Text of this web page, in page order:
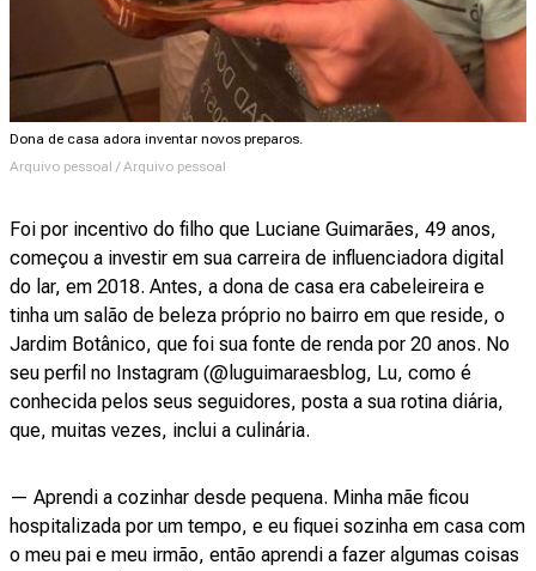
Dona de casa adora inventar novos preparos.
Arquivo pessoal / Arquivo pessoal
Foi por incentivo do filho que Luciane Guimarães, 49 anos,
começou a investir em sua carreira de influenciadora digital
do lar, em 2018. Antes, a dona de casa era cabeleireira e
tinha um salão de beleza próprio no bairro em que reside, o
Jardim Botânico, que foi sua fonte de renda por 20 anos. No
seu perfil no Instagram (@luguimaraesblog, Lu, como é
conhecida pelos seus seguidores, posta a sua rotina diária,
que, muitas vezes, inclui a culinária.
— Aprendi a cozinhar desde pequena. Minha mãe ficou
hospitalizada por um tempo, e eu fiquei sozinha em casa com
o meu pai e meu irmão, então aprendi a fazer algumas coisas